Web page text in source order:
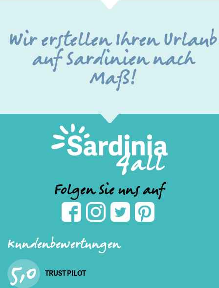
Wir erstellen Ihren Urlaub
auf Sardinien nach
Maß!
Folgen Sie uns auf
Kundenbewertungen
5,0 TRUST PILOT